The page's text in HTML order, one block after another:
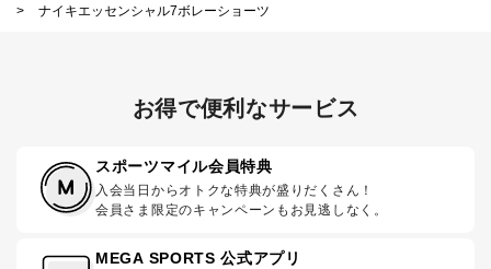
>
ナイキエッセンシャル7ボレーショーツ
お得で便利なサービス
スポーツマイル会員特典
入会当日からオトクな特典が盛りだくさん！
会員さま限定のキャンペーンもお見逃しなく。
MEGA SPORTS 公式アプリ